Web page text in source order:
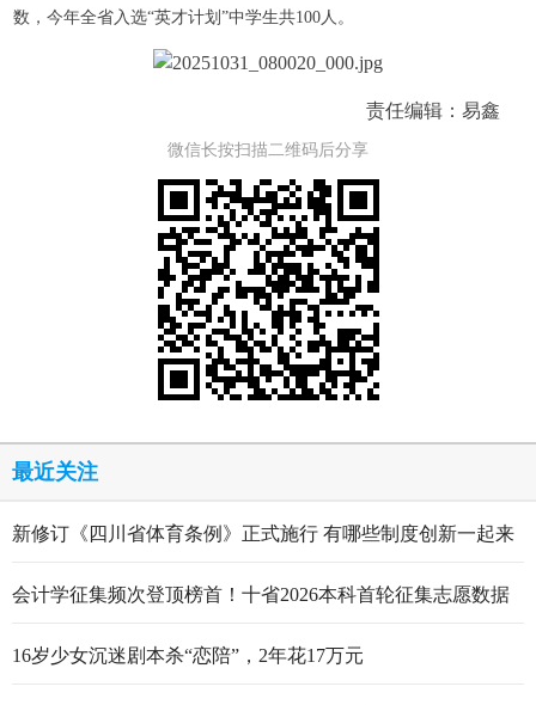
数，今年全省入选“英才计划”中学生共100人。
责任编辑：易鑫
微信长按扫描二维码后分享
最近关注
新修订《四川省体育条例》正式施行 有哪些制度创新一起来
会计学征集频次登顶榜首！十省2026本科首轮征集志愿数据
16岁少女沉迷剧本杀“恋陪”，2年花17万元